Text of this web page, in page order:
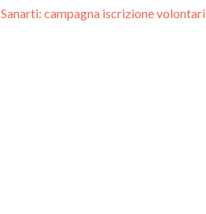
Sanarti: campagna iscrizione volontari